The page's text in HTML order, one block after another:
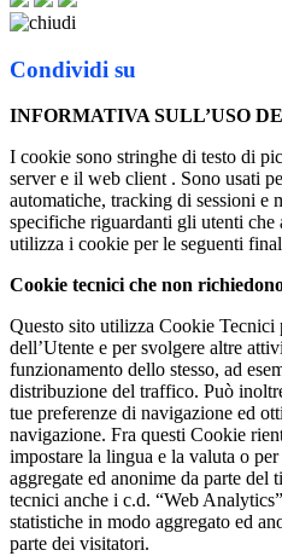
Condividi su
INFORMATIVA SULL’USO
I cookie sono stringhe di testo di
server e il web client . Sono usati
automatiche, tracking di sessioni e
specifiche riguardanti gli utenti che
utilizza i cookie per le seguenti
Cookie tecnici che non
Questo sito utilizza Cookie Tecnici
dell’Utente e per svolgere altre
funzionamento dello stesso, ad
distribuzione del traffico. Può
tue preferenze di navigazione ed
navigazione. Fra questi Cookie
impostare la lingua e la valuta o
aggregate ed anonime da parte del
tecnici anche i c.d. “Web
statistiche in modo aggregato ed
parte dei visitatori.